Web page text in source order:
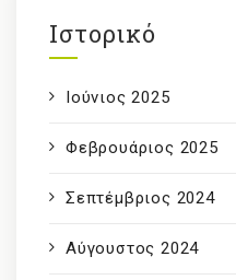
Ιστορικό
Ιούνιος 2025
Φεβρουάριος 2025
Σεπτέμβριος 2024
Αύγουστος 2024